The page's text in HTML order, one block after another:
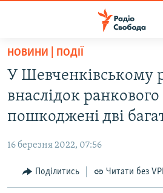
Перейти
основного
матеріалу
до
основної
навігації
Перейти
до
ЕКОНОМІКА
СУСПІЛЬСТВО
РОСІЙСЬКА «ФІЛЬТРАЦІЯ»
ДОНБАС.РЕАЛІЇ
НОВИНИ | ПОДІЇ
У Шевченківському
внаслідок ранкового
пошкоджені дві
16 березня 2022, 07:56
Поділитись Читати без